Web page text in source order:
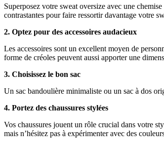
Superposez votre sweat oversize avec une
contrastantes pour faire ressortir davantage votre
2. Optez pour des accessoires audacieux
Les accessoires sont un excellent moyen de
forme de créoles peuvent aussi apporter une
3. Choisissez le bon sac
Un sac bandoulière minimaliste ou un sac à dos
4. Portez des chaussures stylées
Vos chaussures jouent un rôle crucial dans votre
mais n’hésitez pas à expérimenter avec des